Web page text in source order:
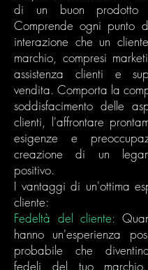
di un buon prodotto
Comprende ogni punto
interazione che un
marchio, compresi
assistenza clienti e
vendita. Comporta la
soddisfacimento delle
clienti, l'affrontare
esigenze e
creazione di un
positivo.
I vantaggi di un'ottima
cliente:
Fedeltà del cliente:
hanno un'esperienza
probabile che
fedeli del tuo